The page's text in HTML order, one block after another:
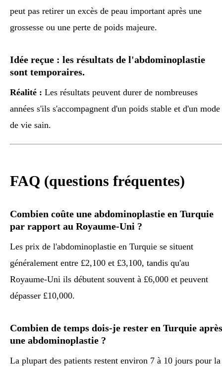
peut pas retirer un excès de peau important après une
grossesse ou une perte de poids majeure.
Idée reçue : les résultats de l'abdominoplastie
sont temporaires.
Réalité : Les résultats peuvent durer de nombreuses
années s'ils s'accompagnent d'un poids stable et d'un mode
de vie sain.
FAQ (questions fréquentes)
Combien coûte une abdominoplastie en Turquie
par rapport au Royaume-Uni ?
Les prix de l'abdominoplastie en Turquie se situent
généralement entre £2,100 et £3,100, tandis qu'au
Royaume-Uni ils débutent souvent à £6,000 et peuvent
dépasser £10,000.
Combien de temps dois-je rester en Turquie après
une abdominoplastie ?
La plupart des patients restent environ 7 à 10 jours pour la